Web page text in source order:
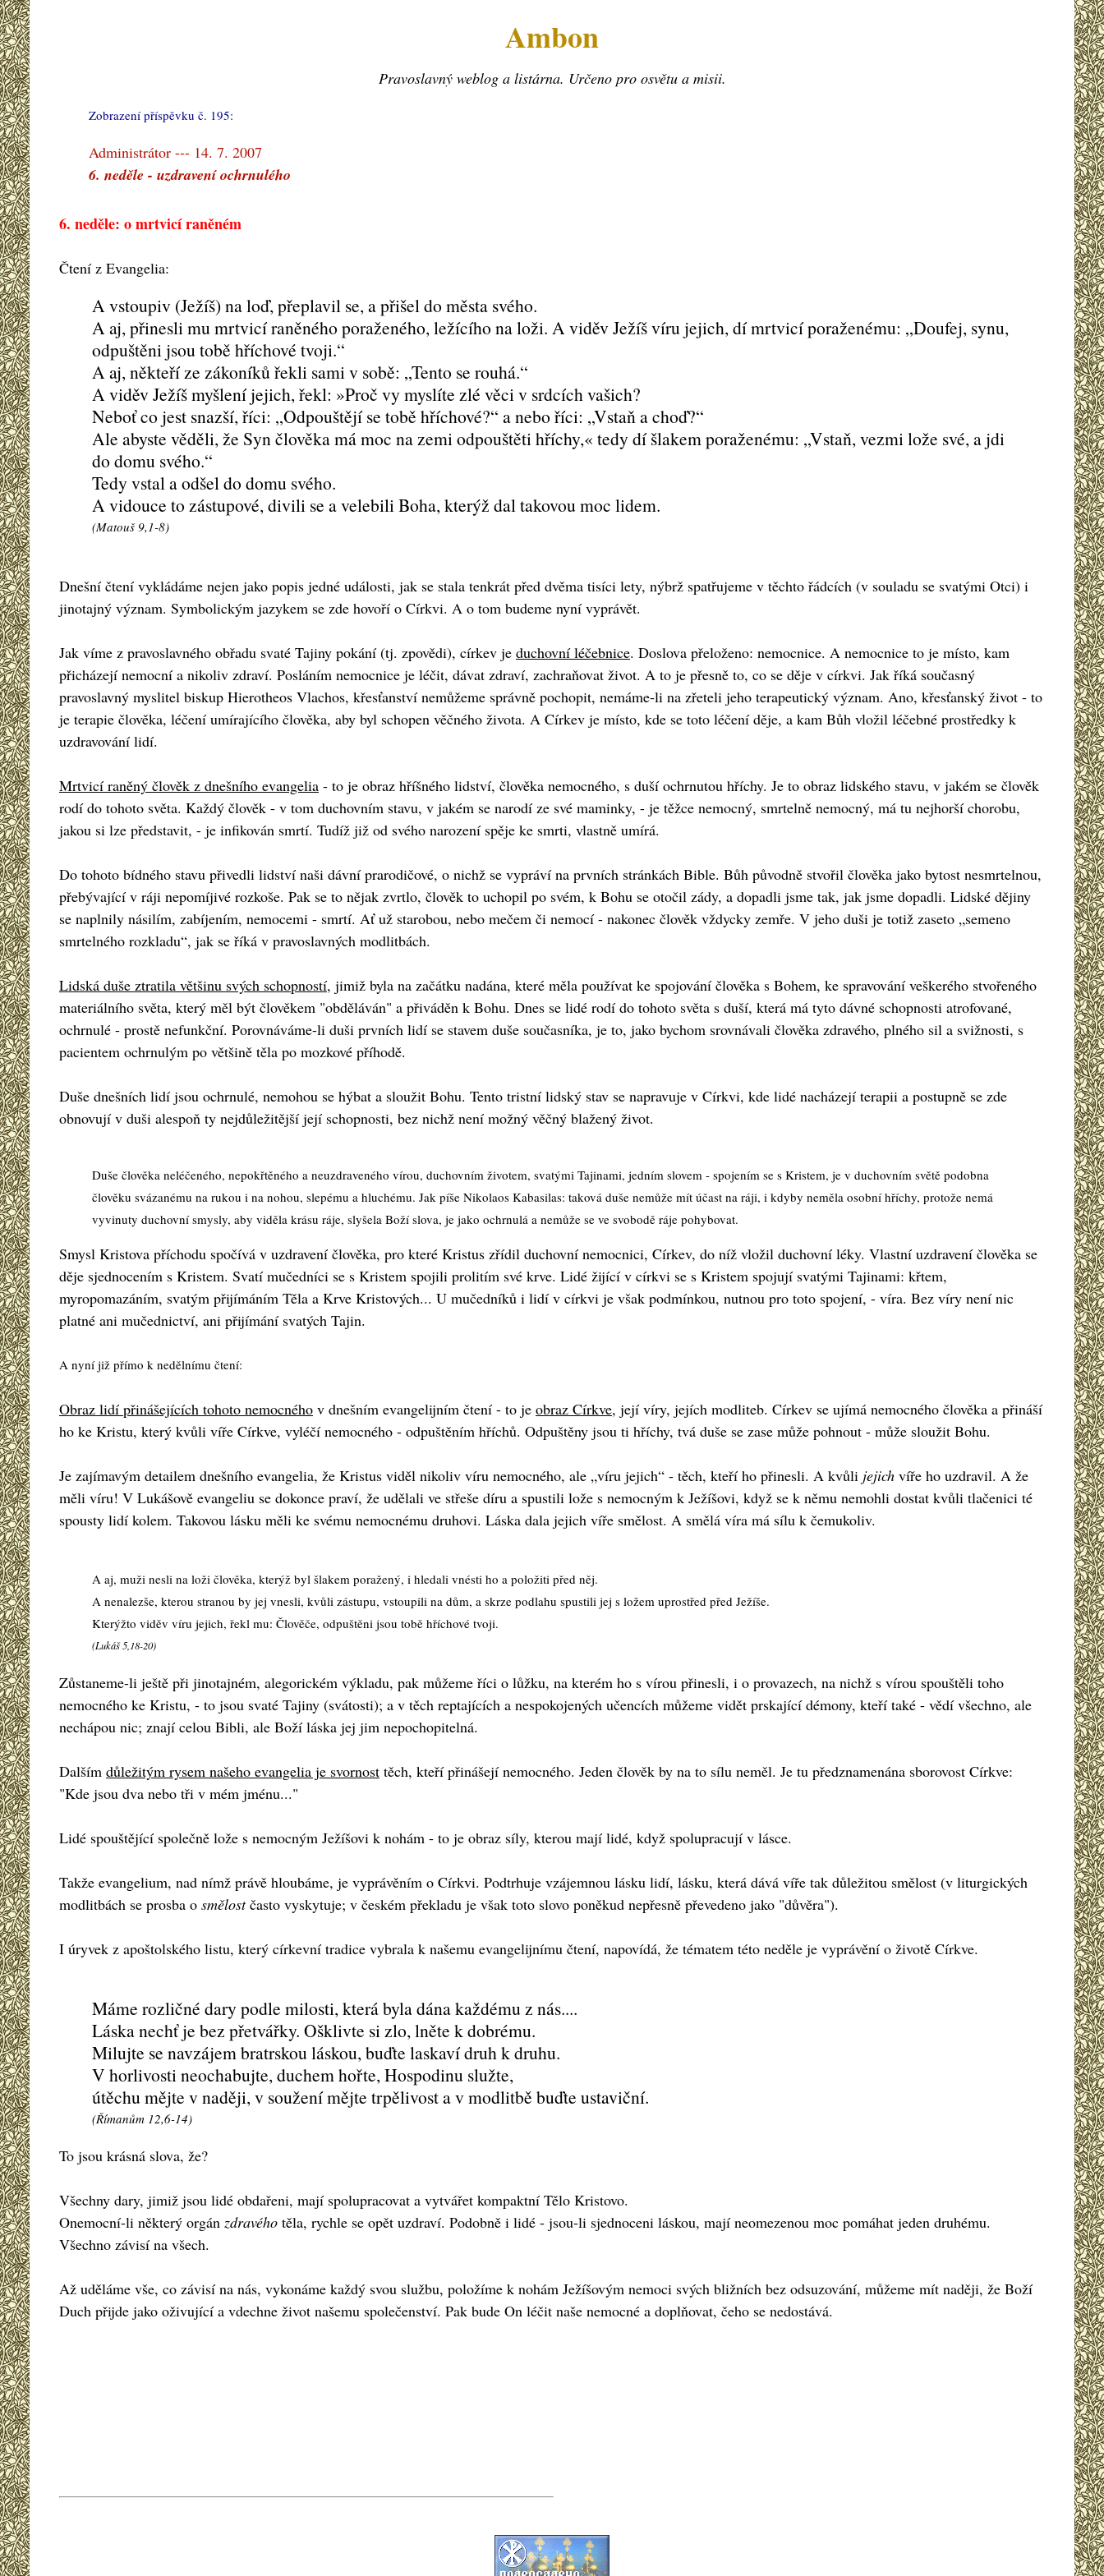
Ambon
Pravoslavný weblog a listárna. Určeno pro osvětu a misii.
Zobrazení příspěvku č. 195:
Administrátor --- 14. 7. 2007
6. neděle - uzdravení ochrnulého
6. neděle: o mrtvicí raněném
Čtení z Evangelia:
A vstoupiv (Ježíš) na loď, přeplavil se, a přišel do města svého.
A aj, přinesli mu mrtvicí raněného poraženého, ležícího na loži. A viděv Ježíš víru jejich, dí mrtvicí poraženému: „Doufej, synu,
odpuštěni jsou tobě hříchové tvoji.“
A aj, někteří ze zákoníků řekli sami v sobě: „Tento se rouhá.“
A viděv Ježíš myšlení jejich, řekl: »Proč vy myslíte zlé věci v srdcích vašich?
Neboť co jest snazší, říci: „Odpouštějí se tobě hříchové?“ a nebo říci: „Vstaň a choď?“
Ale abyste věděli, že Syn člověka má moc na zemi odpouštěti hříchy,« tedy dí šlakem poraženému: „Vstaň, vezmi lože své, a jdi
do domu svého.“
Tedy vstal a odšel do domu svého.
A vidouce to zástupové, divili se a velebili Boha, kterýž dal takovou moc lidem.
(Matouš 9,1-8)
Dnešní čtení vykládáme nejen jako popis jedné události, jak se stala tenkrát před dvěma tisíci lety, nýbrž spatřujeme v těchto řádcích (v souladu se svatými Otci) i
jinotajný význam. Symbolickým jazykem se zde hovoří o Církvi. A o tom budeme nyní vyprávět.
Jak víme z pravoslavného obřadu svaté Tajiny pokání (tj. zpovědi), církev je duchovní léčebnice. Doslova přeloženo: nemocnice. A nemocnice to je místo, kam
přicházejí nemocní a nikoliv zdraví. Posláním nemocnice je léčit, dávat zdraví, zachraňovat život. A to je přesně to, co se děje v církvi. Jak říká současný
pravoslavný myslitel biskup Hierotheos Vlachos, křesťanství nemůžeme správně pochopit, nemáme-li na zřeteli jeho terapeutický význam. Ano, křesťanský život - to
je terapie člověka, léčení umírajícího člověka, aby byl schopen věčného života. A Církev je místo, kde se toto léčení děje, a kam Bůh vložil léčebné prostředky k
uzdravování lidí.
Mrtvicí raněný člověk z dnešního evangelia - to je obraz hříšného lidství, člověka nemocného, s duší ochrnutou hříchy. Je to obraz lidského stavu, v jakém se člověk
rodí do tohoto světa. Každý člověk - v tom duchovním stavu, v jakém se narodí ze své maminky, - je těžce nemocný, smrtelně nemocný, má tu nejhorší chorobu,
jakou si lze představit, - je infikován smrtí. Tudíž již od svého narození spěje ke smrti, vlastně umírá.
Do tohoto bídného stavu přivedli lidství naši dávní prarodičové, o nichž se vypráví na prvních stránkách Bible. Bůh původně stvořil člověka jako bytost nesmrtelnou,
přebývající v ráji nepomíjivé rozkoše. Pak se to nějak zvrtlo, člověk to uchopil po svém, k Bohu se otočil zády, a dopadli jsme tak, jak jsme dopadli. Lidské dějiny
se naplnily násilím, zabíjením, nemocemi - smrtí. Ať už starobou, nebo mečem či nemocí - nakonec člověk vždycky zemře. V jeho duši je totiž zaseto „semeno
smrtelného rozkladu“, jak se říká v pravoslavných modlitbách.
Lidská duše ztratila většinu svých schopností, jimiž byla na začátku nadána, které měla používat ke spojování člověka s Bohem, ke spravování veškerého stvořeného
materiálního světa, který měl být člověkem "obděláván" a přiváděn k Bohu. Dnes se lidé rodí do tohoto světa s duší, která má tyto dávné schopnosti atrofované,
ochrnulé - prostě nefunkční. Porovnáváme-li duši prvních lidí se stavem duše současníka, je to, jako bychom srovnávali člověka zdravého, plného sil a svižnosti, s
pacientem ochrnulým po většině těla po mozkové příhodě.
Duše dnešních lidí jsou ochrnulé, nemohou se hýbat a sloužit Bohu. Tento tristní lidský stav se napravuje v Církvi, kde lidé nacházejí terapii a postupně se zde
obnovují v duši alespoň ty nejdůležitější její schopnosti, bez nichž není možný věčný blažený život.
Duše člověka neléčeného, nepokřtěného a neuzdraveného vírou, duchovním životem, svatými Tajinami, jedním slovem - spojením se s Kristem, je v duchovním světě podobna
člověku svázanému na rukou i na nohou, slepému a hluchému. Jak píše Nikolaos Kabasilas: taková duše nemůže mít účast na ráji, i kdyby neměla osobní hříchy, protože nemá
vyvinuty duchovní smysly, aby viděla krásu ráje, slyšela Boží slova, je jako ochrnulá a nemůže se ve svobodě ráje pohybovat.
Smysl Kristova příchodu spočívá v uzdravení člověka, pro které Kristus zřídil duchovní nemocnici, Církev, do níž vložil duchovní léky. Vlastní uzdravení člověka se
děje sjednocením s Kristem. Svatí mučedníci se s Kristem spojili prolitím své krve. Lidé žijící v církvi se s Kristem spojují svatými Tajinami: křtem,
myropomazáním, svatým přijímáním Těla a Krve Kristových... U mučedníků i lidí v církvi je však podmínkou, nutnou pro toto spojení, - víra. Bez víry není nic
platné ani mučednictví, ani přijímání svatých Tajin.
A nyní již přímo k nedělnímu čtení:
Obraz lidí přinášejících tohoto nemocného v dnešním evangelijním čtení - to je obraz Církve, její víry, jejích modliteb. Církev se ujímá nemocného člověka a přináší
ho ke Kristu, který kvůli víře Církve, vyléčí nemocného - odpuštěním hříchů. Odpuštěny jsou ti hříchy, tvá duše se zase může pohnout - může sloužit Bohu.
Je zajímavým detailem dnešního evangelia, že Kristus viděl nikoliv víru nemocného, ale „víru jejich“ - těch, kteří ho přinesli. A kvůli jejich víře ho uzdravil. A že
měli víru! V Lukášově evangeliu se dokonce praví, že udělali ve střeše díru a spustili lože s nemocným k Ježíšovi, když se k němu nemohli dostat kvůli tlačenici té
spousty lidí kolem. Takovou lásku měli ke svému nemocnému druhovi. Láska dala jejich víře smělost. A smělá víra má sílu k čemukoliv.
A aj, muži nesli na loži člověka, kterýž byl šlakem poražený, i hledali vnésti ho a položiti před něj.
A nenalezše, kterou stranou by jej vnesli, kvůli zástupu, vstoupili na dům, a skrze podlahu spustili jej s ložem uprostřed před Ježíše.
Kterýžto viděv víru jejich, řekl mu: Člověče, odpuštěni jsou tobě hříchové tvoji.
(Lukáš 5,18-20)
Zůstaneme-li ještě při jinotajném, alegorickém výkladu, pak můžeme říci o lůžku, na kterém ho s vírou přinesli, i o provazech, na nichž s vírou spouštěli toho
nemocného ke Kristu, - to jsou svaté Tajiny (svátosti); a v těch reptajících a nespokojených učencích můžeme vidět prskající démony, kteří také - vědí všechno, ale
nechápou nic; znají celou Bibli, ale Boží láska jej jim nepochopitelná.
Dalším důležitým rysem našeho evangelia je svornost těch, kteří přinášejí nemocného. Jeden člověk by na to sílu neměl. Je tu předznamenána sborovost Církve:
"Kde jsou dva nebo tři v mém jménu..."
Lidé spouštějící společně lože s nemocným Ježíšovi k nohám - to je obraz síly, kterou mají lidé, když spolupracují v lásce.
Takže evangelium, nad nímž právě hloubáme, je vyprávěním o Církvi. Podtrhuje vzájemnou lásku lidí, lásku, která dává víře tak důležitou smělost (v liturgických
modlitbách se prosba o smělostčasto vyskytuje; v českém překladu je však toto slovo poněkud nepřesně převedeno jako "důvěra").
I úryvek z apoštolského listu, který církevní tradice vybrala k našemu evangelijnímu čtení, napovídá, že tématem této neděle je vyprávění o životě Církve.
Máme rozličné dary podle milosti, která byla dána každému z nás....
Láska nechť je bez přetvářky. Ošklivte si zlo, lněte k dobrému.
Milujte se navzájem bratrskou láskou, buďte laskaví druh k druhu.
V horlivosti neochabujte, duchem hořte, Hospodinu služte,
útěchu mějte v naději, v soužení mějte trpělivost a v modlitbě buďte ustaviční.
(Římanům 12,6-14)
To jsou krásná slova, že?
Všechny dary, jimiž jsou lidé obdařeni, mají spolupracovat a vytvářet kompaktní Tělo Kristovo.
Onemocní-li některý orgán zdravého těla, rychle se opět uzdraví. Podobně i lidé - jsou-li sjednoceni láskou, mají neomezenou moc pomáhat jeden druhému.
Všechno závisí na všech.
Až uděláme vše, co závisí na nás, vykonáme každý svou službu, položíme k nohám Ježíšovým nemoci svých bližních bez odsuzování, můžeme mít naději, že Boží
Duch přijde jako oživující a vdechne život našemu společenství. Pak bude On léčit naše nemocné a doplňovat, čeho se nedostává.